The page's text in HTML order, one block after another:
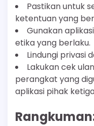
Pastikan untuk
ketentuan yang
Gunakan
etika yang berlaku.
Lindungi privasi
Lakukan cek
perangkat yang
aplikasi pihak